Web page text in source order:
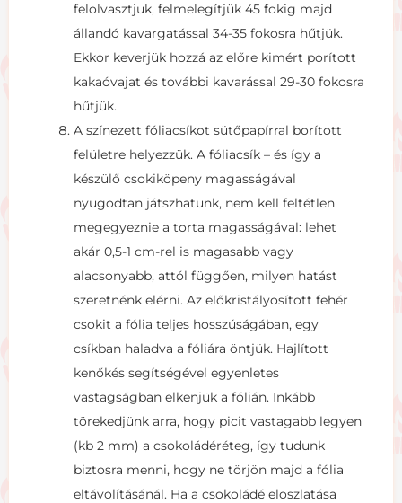
felolvasztjuk, felmelegítjük 45 fokig majd
állandó kavargatással 34-35 fokosra hűtjük.
Ekkor keverjük hozzá az előre kimért porított
kakaóvajat és további kavarással 29-30 fokosra
hűtjük.
A színezett fóliacsíkot sütőpapírral borított
felületre helyezzük. A fóliacsík – és így a
készülő csokiköpeny magasságával
nyugodtan játszhatunk, nem kell feltétlen
megegyeznie a torta magasságával: lehet
akár 0,5-1 cm-rel is magasabb vagy
alacsonyabb, attól függően, milyen hatást
szeretnénk elérni. Az előkristályosított fehér
csokit a fólia teljes hosszúságában, egy
csíkban haladva a fóliára öntjük. Hajlított
kenőkés segítségével egyenletes
vastagságban elkenjük a fólián. Inkább
törekedjünk arra, hogy picit vastagabb legyen
(kb 2 mm) a csokoládéréteg, így tudunk
biztosra menni, hogy ne törjön majd a fólia
eltávolításánál. Ha a csokoládé eloszlatása